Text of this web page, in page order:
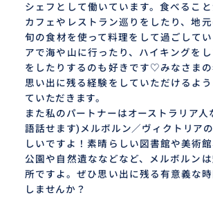
シェフとして働いています。食べるこ
カフェやレストラン巡りをしたり、地
旬の食材を使って料理をして過ごして
アで海や山に行ったり、ハイキングを
をしたりするのも好きです♡みなさまの
思い出に残る経験をしていただけるよ
ていただきます。
また私のパートナーはオーストラリア人
語話せます)メルボルン／ヴィクトリア
しいですよ！素晴らしい図書館や美術
公園や自然遺ななどなど、メルボルン
所ですよ。ぜひ思い出に残る有意義な
しませんか？